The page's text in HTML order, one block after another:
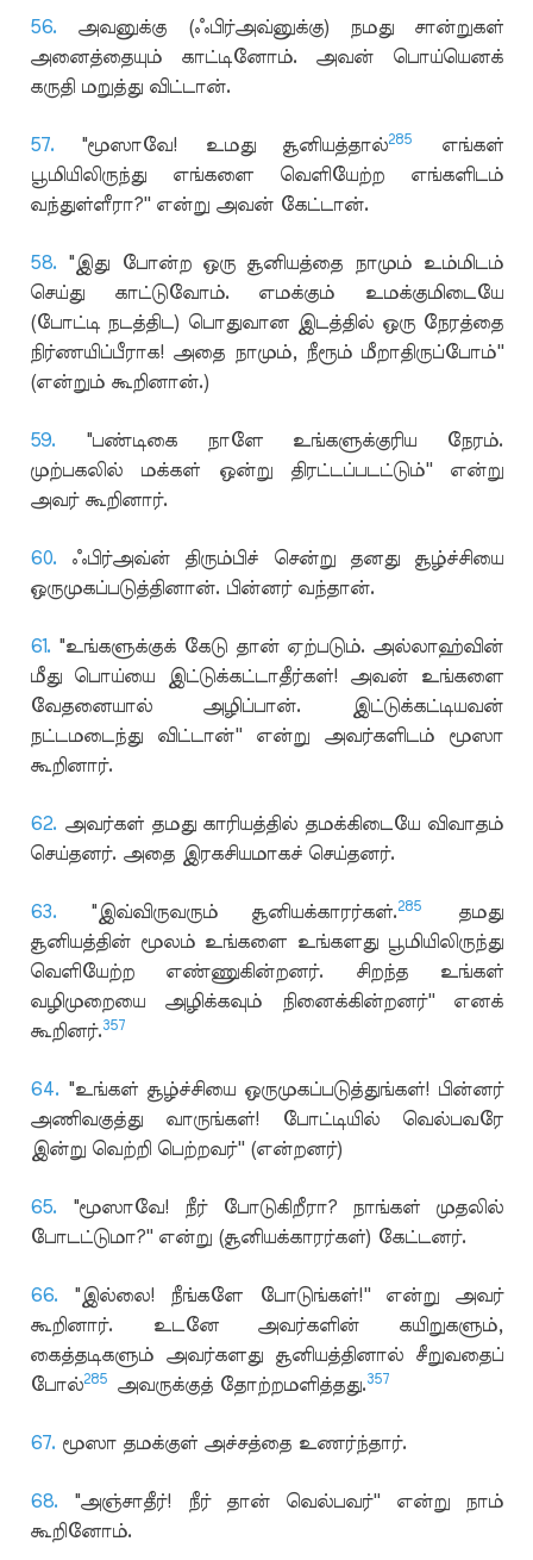
56. அவனுக்கு (ஃபிர்அவ்னுக்கு) நமது சான்றுகள்
அனைத்தையும் காட்டினோம். அவன் பொய்யெனக்
கருதி மறுத்து விட்டான்.
57. "மூஸாவே! உமது சூனியத்தால்285எங்கள்
பூமியிலிருந்து எங்களை வெளியேற்ற எங்களிடம்
வந்துள்ளீரா?'' என்று அவன் கேட்டான்.
58. "இது போன்ற ஒரு சூனியத்தை நாமும் உம்மிடம்
செய்து காட்டுவோம். எமக்கும் உமக்குமிடையே
(போட்டி நடத்திட) பொதுவான இடத்தில் ஒரு நேரத்தை
நிர்ணயிப்பீராக! அதை நாமும், நீரூம் மீறாதிருப்போம்''
(என்றும் கூறினான்.)
59. "பண்டிகை நாளே உங்களுக்குரிய நேரம்.
முற்பகலில் மக்கள் ஒன்று திரட்டப்படட்டும்'' என்று
அவர் கூறினார்.
60. ஃபிர்அவ்ன் திரும்பிச் சென்று தனது சூழ்ச்சியை
ஒருமுகப்படுத்தினான். பின்னர் வந்தான்.
61. "உங்களுக்குக் கேடு தான் ஏற்படும். அல்லாஹ்வின்
மீது பொய்யை இட்டுக்கட்டாதீர்கள்! அவன் உங்களை
வேதனையால் அழிப்பான். இட்டுக்கட்டியவன்
நட்டமடைந்து விட்டான்'' என்று அவர்களிடம் மூஸா
கூறினார்.
62. அவர்கள் தமது காரியத்தில் தமக்கிடையே விவாதம்
செய்தனர். அதை இரகசியமாகச் செய்தனர்.
63. "இவ்விருவரும் சூனியக்காரர்கள்.285
தமது
சூனியத்தின் மூலம் உங்களை உங்களது பூமியிலிருந்து
வெளியேற்ற எண்ணுகின்றனர். சிறந்த உங்கள்
வழிமுறையை அழிக்கவும் நினைக்கின்றனர்'' எனக்
கூறினர்.357
64. "உங்கள் சூழ்ச்சியை ஒருமுகப்படுத்துங்கள்! பின்னர்
அணிவகுத்து வாருங்கள்! போட்டியில் வெல்பவரே
இன்று வெற்றி பெற்றவர்'' (என்றனர்)
65. "மூஸாவே! நீர் போடுகிறீரா? நாங்கள் முதலில்
போடட்டுமா?'' என்று (சூனியக்காரர்கள்) கேட்டனர்.
66. "இல்லை! நீங்களே போடுங்கள்!'' என்று அவர்
கூறினார். உடனே அவர்களின் கயிறுகளும்,
கைத்தடிகளும் அவர்களது சூனியத்தினால் சீறுவதைப்
போல்285 அவருக்குத் தோற்றமளித்தது.357
67. மூஸா தமக்குள் அச்சத்தை உணர்ந்தார்.
68. "அஞ்சாதீர்! நீர் தான் வெல்பவர்'' என்று நாம்
கூறினோம்.